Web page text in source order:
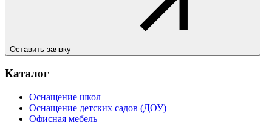
Оставить заявку
Каталог
Оснащение школ
Оснащение детских садов (ДОУ)
Офисная мебель